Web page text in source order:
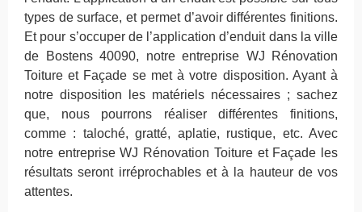
types de surface, et permet d’avoir différentes finitions.
Et pour s’occuper de l’application d’enduit dans la ville
de Bostens 40090, notre entreprise WJ Rénovation
Toiture et Façade se met à votre disposition. Ayant à
notre disposition les matériels nécessaires ; sachez
que, nous pourrons réaliser différentes finitions,
comme : taloché, gratté, aplatie, rustique, etc. Avec
notre entreprise WJ Rénovation Toiture et Façade les
résultats seront irréprochables et à la hauteur de vos
attentes.